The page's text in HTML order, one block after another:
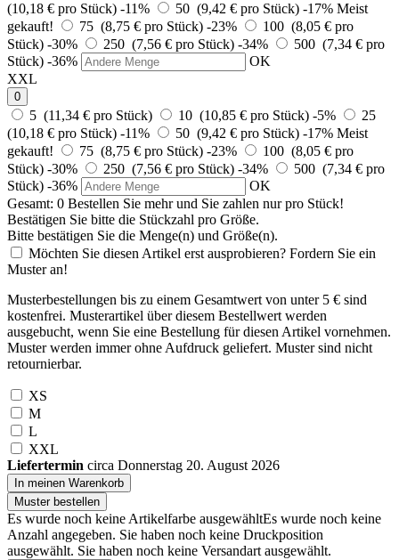
(10,18 € pro Stück) -11% 50 (9,42 € pro Stück) -17% Meist
gekauft!
75 (8,75 € pro Stück) -23%
100 (8,05 € pro
Stück) -30% 250 (7,56 € pro Stück) -34%
500 (7,34 € pro
Stück) -36%
OK
XXL
0
5 (11,34 € pro Stück) 10 (10,85 € pro Stück) -5%
25
(10,18 € pro Stück) -11% 50 (9,42 € pro Stück) -17% Meist
gekauft!
75 (8,75 € pro Stück) -23%
100 (8,05 € pro
Stück) -30% 250 (7,56 € pro Stück) -34%
500 (7,34 € pro
Stück) -36%
OK
Gesamt: 0 Bestellen Sie mehr und Sie zahlen nurpro Stück!
Bestätigen Sie bitte die Stückzahl pro Größe.
Bitte bestätigen Sie die Menge(n) und Größe(n).
Möchten Sie diesen Artikel erst ausprobieren? Fordern Sie ein
Muster an!
Musterbestellungen bis zu einem Gesamtwert von unter 5 € sind
kostenfrei. Musterartikel über diesem Bestellwert werden
ausgebucht, wenn Sie eine Bestellung für diesen Artikel vornehmen.
Muster werden immer ohne Aufdruck geliefert. Muster sind nicht
retournierbar.
XS
M
L
XXL
Liefertermin circa Donnerstag 20. August 2026
In meinen Warenkorb
Muster bestellen
Es wurde noch keine Artikelfarbe ausgewähltEs wurde noch keine
Anzahl angegeben. Sie haben noch keine Druckposition
ausgewählt. Sie haben noch keine Versandart ausgewählt.